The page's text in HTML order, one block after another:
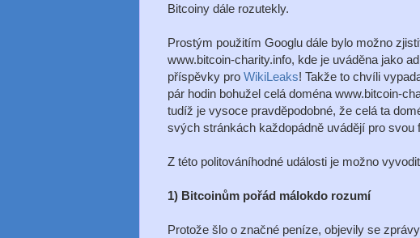
Bitcoiny dále rozutekly.
Prostým použitím Googlu dále bylo možno
www.bitcoin-charity.info, kde je uváděna jako
příspěvky pro WikiLeaks! Takže to chvíli
pár hodin bohužel celá doména www.bitcoin-
tudíž je vysoce pravděpodobné, že celá ta
svých stránkách každopádně uvádějí pro svou
Z této politováníhodné události je možno
1) Bitcoinům pořád málokdo rozumí
Protože šlo o značné peníze, objevily se